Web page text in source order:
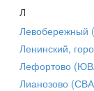
Л
Ленинский,
Лефортово
Лианозово